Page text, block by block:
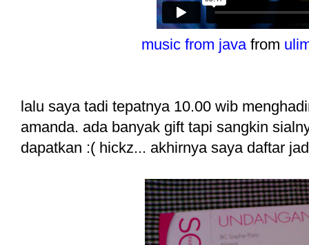
music from javafrom
lalu saya tadi tepatnya 10.00 wib
amanda. ada banyak gift tapi sangkin
dapatkan :( hickz... akhirnya saya daftar